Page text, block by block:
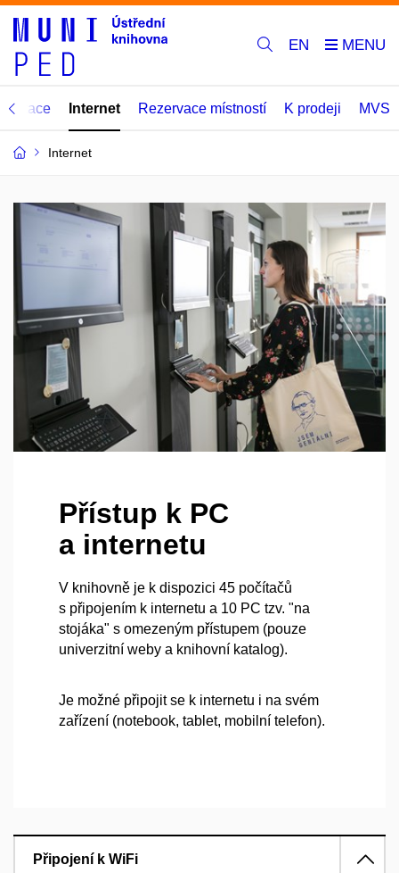
EN
Internet Rezervace místností K prodeji MVS
Internet
Přístup k PC
a internetu
V knihovně je k dispozici 45 počítačů
s připojením k internetu a 10 PC tzv. "na
stojáka" s omezeným přístupem (pouze
univerzitní weby a knihovní katalog).
Je možné připojit se k internetu i na svém
zařízení (notebook, tablet, mobilní telefon).
Připojení k WiFi